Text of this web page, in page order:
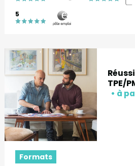
5
TPE/
Formats